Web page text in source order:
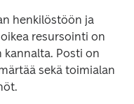
henkilöstöön ja
resursointi on
Posti on
sekä toimialan